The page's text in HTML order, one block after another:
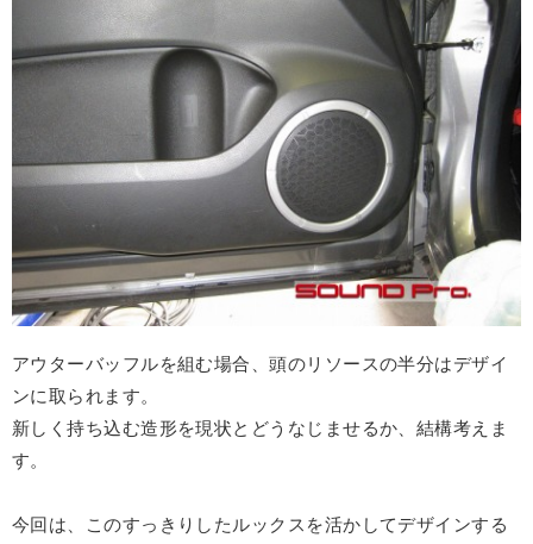
アウターバッフルを組む場合、頭のリソースの半分はデザイ
ンに取られます。
新しく持ち込む造形を現状とどうなじませるか、結構考えま
す。
今回は、このすっきりしたルックスを活かしてデザインする